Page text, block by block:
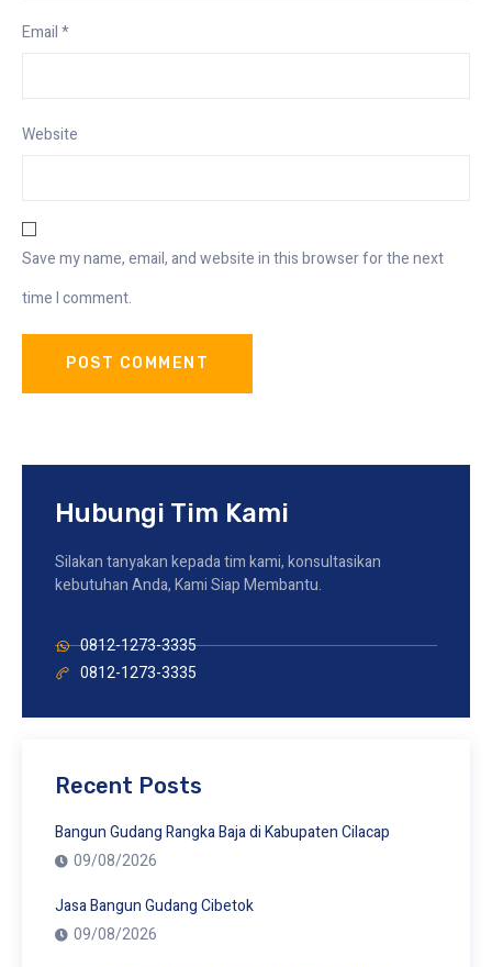
Email*
Website
Save my name, email, and website in this browser for the next
time I comment.
Hubungi Tim Kami
Silakan tanyakan kepada tim kami, konsultasikan
kebutuhan Anda, Kami Siap Membantu.
0812-1273-3335
0812-1273-3335
Recent Posts
Bangun Gudang Rangka Baja di Kabupaten Cilacap
09/08/2026
Jasa Bangun Gudang Cibetok
09/08/2026